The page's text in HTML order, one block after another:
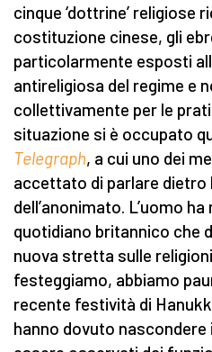
cinque ‘dottrine’ religiose
costituzione cinese, gli
particolarmente esposti
antireligiosa del regime e
collettivamente per le
situazione si è occupato
Telegraph, a cui uno dei
accettato di parlare dietro
dell’anonimato. L’uomo
quotidiano britannico che
nuova stretta sulle
festeggiamo, abbiamo
recente festività di
hanno dovuto nascondere